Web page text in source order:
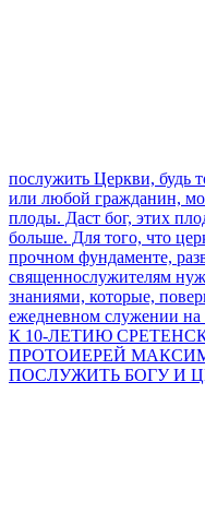
послужить Церкви, будь
или любой гражданин,
плоды. Даст бог, этих
больше. Для того, что
прочном фундаменте,
священнослужителям
знаниями, которые,
ежедневном служении на
К 10-ЛЕТИЮ
ПРОТОИЕРЕЙ
ПОСЛУЖИТЬ БОГУ И